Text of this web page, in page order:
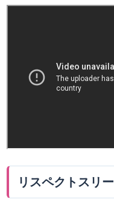
リスペクトスリー